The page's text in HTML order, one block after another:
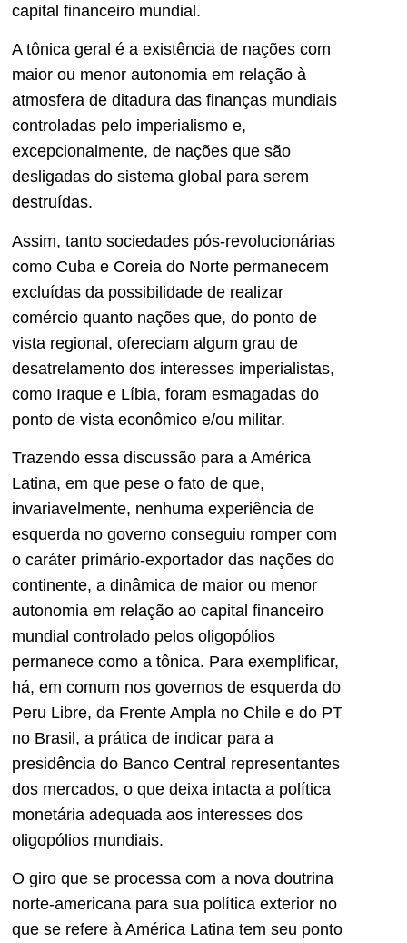
capital financeiro mundial.
A tônica geral é a existência de nações com
maior ou menor autonomia em relação à
atmosfera de ditadura das finanças mundiais
controladas pelo imperialismo e,
excepcionalmente, de nações que são
desligadas do sistema global para serem
destruídas.
Assim, tanto sociedades pós-revolucionárias
como Cuba e Coreia do Norte permanecem
excluídas da possibilidade de realizar
comércio quanto nações que, do ponto de
vista regional, ofereciam algum grau de
desatrelamento dos interesses imperialistas,
como Iraque e Líbia, foram esmagadas do
ponto de vista econômico e/ou militar.
Trazendo essa discussão para a América
Latina, em que pese o fato de que,
invariavelmente, nenhuma experiência de
esquerda no governo conseguiu romper com
o caráter primário-exportador das nações do
continente, a dinâmica de maior ou menor
autonomia em relação ao capital financeiro
mundial controlado pelos oligopólios
permanece como a tônica. Para exemplificar,
há, em comum nos governos de esquerda do
Peru Libre, da Frente Ampla no Chile e do PT
no Brasil, a prática de indicar para a
presidência do Banco Central representantes
dos mercados, o que deixa intacta a política
monetária adequada aos interesses dos
oligopólios mundiais.
O giro que se processa com a nova doutrina
norte-americana para sua política exterior no
que se refere à América Latina tem seu ponto